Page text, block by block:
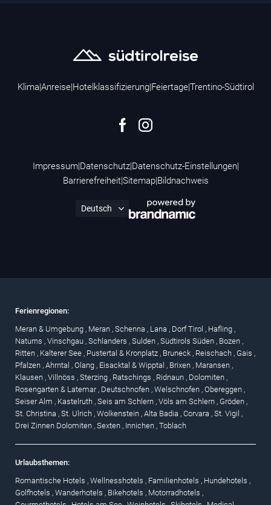
Klima|Anreise|Hotelklassifizierung|Feiertage|Trentino-Südtirol
Impressum|Datenschutz|Datenschutz-Einstellungen|
Barrierefreiheit|Sitemap|Bildnachweis
Ferienregionen:
Meran & Umgebung , Meran , Schenna , Lana , Dorf Tirol , Hafling ,
Naturns , Vinschgau , Schlanders , Sulden , Südtirols Süden , Bozen ,
Ritten , Kalterer See , Pustertal & Kronplatz , Bruneck , Reischach , Gais ,
Pfalzen , Ahrntal , Olang , Eisacktal & Wipptal , Brixen , Maransen ,
Klausen , Villnöss , Sterzing , Ratschings , Ridnaun , Dolomiten ,
Rosengarten & Latemar , Deutschnofen , Welschnofen , Obereggen ,
Seiser Alm , Kastelruth , Seis am Schlern , Völs am Schlern , Gröden ,
St. Christina , St. Ulrich , Wolkenstein , Alta Badia , Corvara , St. Vigil ,
Drei Zinnen Dolomiten , Sexten , Innichen , Toblach
Urlaubsthemen:
Romantische Hotels , Wellnesshotels , Familienhotels , Hundehotels ,
Golfhotels , Wanderhotels , Bikehotels , Motorradhotels ,